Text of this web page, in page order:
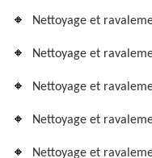
Nettoyage et
Nettoyage et
Nettoyage et
Nettoyage et
Nettoyage et